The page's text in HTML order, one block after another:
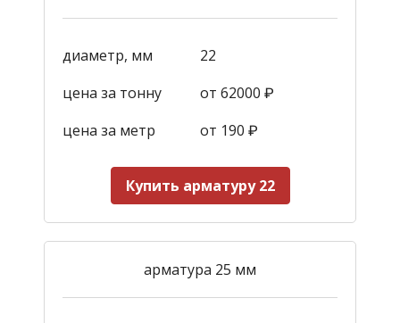
диаметр, мм
22
цена за тонну
от 62000 ₽
цена за метр
от 190 ₽
Купить арматуру 22
арматура 25 мм